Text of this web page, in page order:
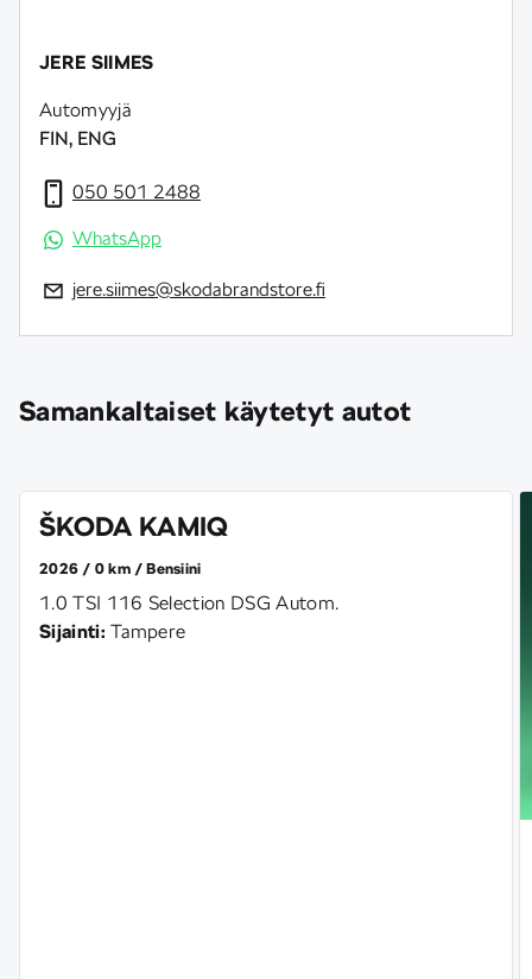
JERE SIIMES
Automyyjä
FIN, ENG
050 501 2488
WhatsApp
jere.siimes@skodabrandstore.fi
Samankaltaiset käytetyt autot
ŠKODA KAMIQ
2026 0 km Bensiini
1.0 TSI 116 Selection DSG Autom.
Sijainti: Tampere